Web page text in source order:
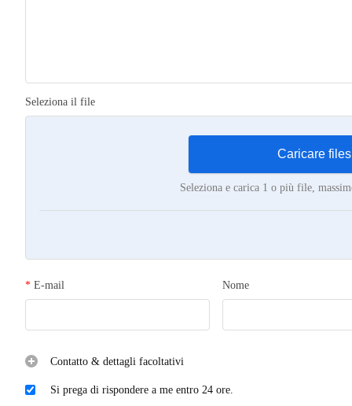
Seleziona il file
Caricare files
Seleziona e carica 1 o più file,
* E-mail Nome
Contatto & dettagli facoltativi
Si prega di rispondere a me entro 24 ore.